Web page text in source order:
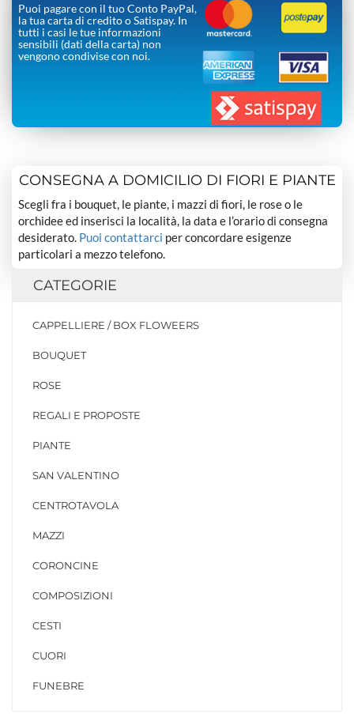
Puoi pagare con il tuo Conto PayPal,
la tua carta di credito o Satispay. In
tutti i casi le tue informazioni
sensibili (dati della carta) non
vengono condivise con noi.
CONSEGNA A DOMICILIO DI FIORI E PIANTE
Scegli fra i bouquet, le piante, i mazzi di fiori, le rose o le
orchidee ed inserisci la località, la data e l’orario di consegna
desiderato. Puoi contattarci per concordare esigenze
particolari a mezzo telefono.
CATEGORIE
CAPPELLIERE / BOX FLOWEERS
BOUQUET
ROSE
REGALI E PROPOSTE
PIANTE
SAN VALENTINO
CENTROTAVOLA
MAZZI
CORONCINE
COMPOSIZIONI
CESTI
CUORI
FUNEBRE